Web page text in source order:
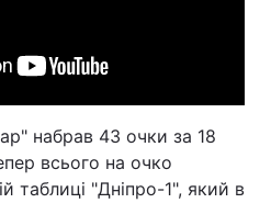
набрав 43 очки за 18
всього на очко
таблиці "Дніпро-1", який в